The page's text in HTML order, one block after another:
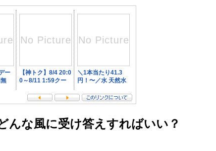
んな風に受け答えすればいい？